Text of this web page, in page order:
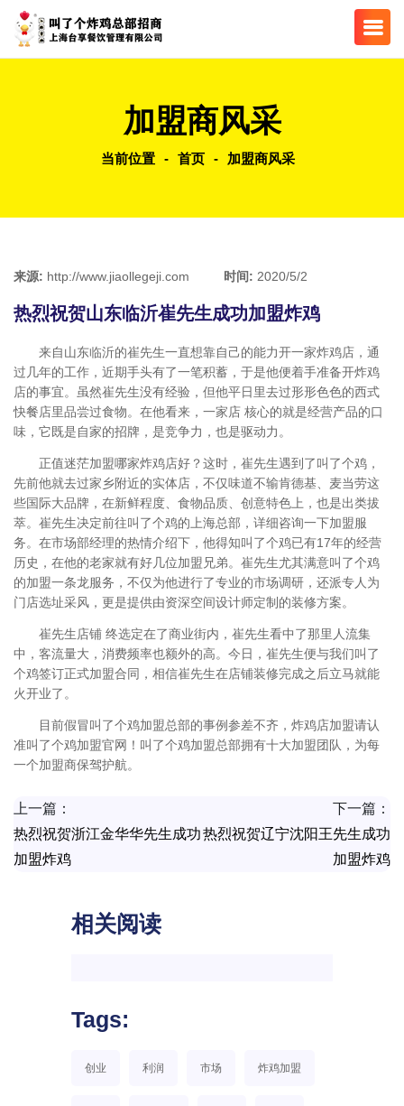
加盟商风采
当前位置 - 首页 - 加盟商风采
来源: http://www.jiaollegeji.com 时间: 2020/5/2
热烈祝贺山东临沂崔先生成功加盟炸鸡
来自山东临沂的崔先生一直想靠自己的能力开一家炸鸡店，通
过几年的工作，近期手头有了一笔积蓄，于是他便着手准备开炸鸡
店的事宜。虽然崔先生没有经验，但他平日里去过形形色色的西式
快餐店里品尝过食物。在他看来，一家店 核心的就是经营产品的口
味，它既是自家的招牌，是竞争力，也是驱动力。
正值迷茫加盟哪家炸鸡店好？这时，崔先生遇到了叫了个鸡，
先前他就去过家乡附近的实体店，不仅味道不输肯德基、麦当劳这
些国际大品牌，在新鲜程度、食物品质、创意特色上，也是出类拔
萃。崔先生决定前往叫了个鸡的上海总部，详细咨询一下加盟服
务。在市场部经理的热情介绍下，他得知叫了个鸡已有17年的经营
历史，在他的老家就有好几位加盟兄弟。崔先生尤其满意叫了个鸡
的加盟一条龙服务，不仅为他进行了专业的市场调研，还派专人为
门店选址采风，更是提供由资深空间设计师定制的装修方案。
崔先生店铺 终选定在了商业街内，崔先生看中了那里人流集
中，客流量大，消费频率也额外的高。今日，崔先生便与我们叫了
个鸡签订正式加盟合同，相信崔先生在店铺装修完成之后立马就能
火开业了。
目前假冒叫了个鸡加盟总部的事例参差不齐，炸鸡店加盟请认
准叫了个鸡加盟官网！叫了个鸡加盟总部拥有十大加盟团队，为每
一个加盟商保驾护航。
上一篇：
热烈祝贺浙江金华华先生成功
加盟炸鸡
下一篇：
热烈祝贺辽宁沈阳王先生成功
加盟炸鸡
相关阅读
Tags:
创业 利润 市场 炸鸡加盟